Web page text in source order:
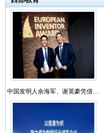
中国发明人余海军、谢英豪凭借…